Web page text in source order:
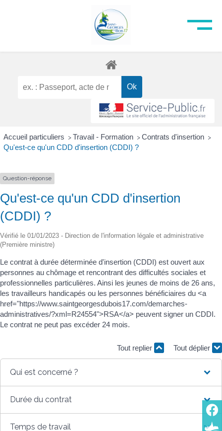
Accueil particuliers > Travail - Formation > Contrats d'insertion >
Qu'est-ce qu'un CDD d'insertion (CDDI) ?
Question-réponse
Qu'est-ce qu'un CDD d'insertion
(CDDI) ?
Vérifié le 01/01/2023 - Direction de l'information légale et administrative
(Première ministre)
Le contrat à durée déterminée d'insertion (CDDI) est ouvert aux
personnes au chômage et rencontrant des difficultés sociales et
professionnelles particulières. Ainsi les jeunes de moins de 26 ans,
les travailleurs handicapés ou les personnes bénéficiaires du <a
href="https://www.saintgeorgesdubois17.com/demarches-
administratives/?xml=R24554">RSA</a> peuvent signer un CDDI.
Le contrat ne peut pas excéder 24 mois.
Tout replier Tout déplier
Qui est concerné ?
Durée du contrat
Temps de travail